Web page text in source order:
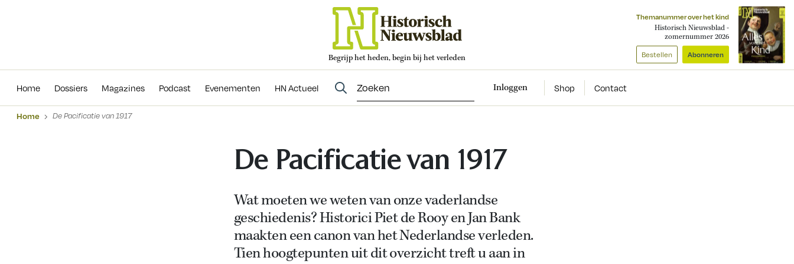
Begrijp het heden, begin bij het verleden
Themanummer over het kind
Historisch Nieuwsblad -
zomernummer 2026
Bestellen Abonneren
Home Dossiers Magazines Podcast Evenementen HN Actueel Inloggen Shop Contact
Evenementen
Home De Pacificatie van 1917
De Pacificatie van 1917
Wat moeten we weten van onze vaderlandse
geschiedenis? Historici Piet de Rooy en Jan Bank
maakten een canon van het Nederlandse verleden.
Tien hoogtepunten uit dit overzicht treft u aan in